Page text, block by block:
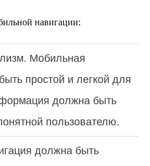
навигации:
Мобильная
простой и легкой для
должна быть
пользователю.
должна быть